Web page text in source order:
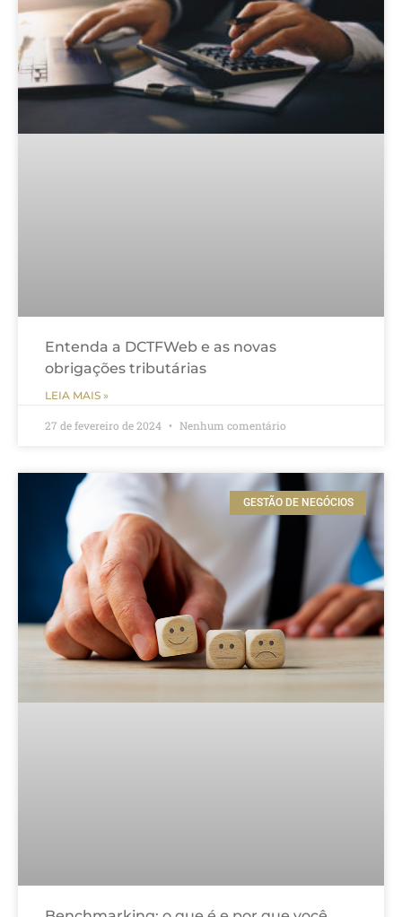
Entenda a DCTFWeb e as novas
obrigações tributárias
LEIA MAIS »
27 de fevereiro de 2024 Nenhum comentário
GESTÃO DE NEGÓCIOS